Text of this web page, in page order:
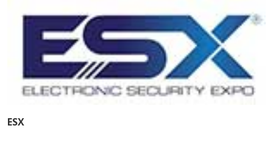
ESX